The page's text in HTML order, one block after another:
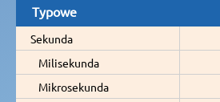
Typowe
Sekunda
Milisekunda
Mikrosekunda